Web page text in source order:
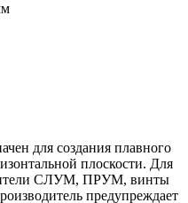
для создания плавного
плоскости. Для
СЛУМ, ПРУМ, винты
предупреждает